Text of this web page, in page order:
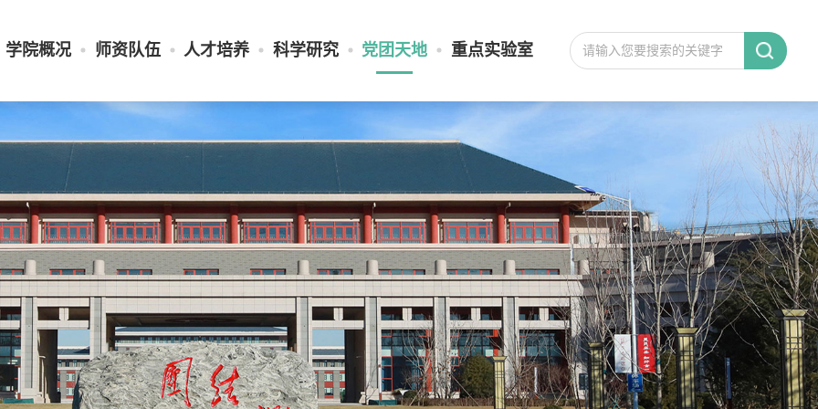
学院概况 师资队伍 人才培养 科学研究 党团天地 重点实验室